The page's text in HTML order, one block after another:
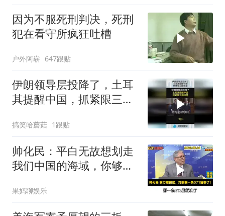
因为不服死刑判决，死刑
犯在看守所疯狂吐槽
户外阿崭 647跟贴
伊朗领导层投降了，土耳
其提醒中国，抓紧限三国
搞笑哈蘑菇 1跟贴
帅化民：平白无故想划走
我们中国的海域，你够格
果妈聊娱乐